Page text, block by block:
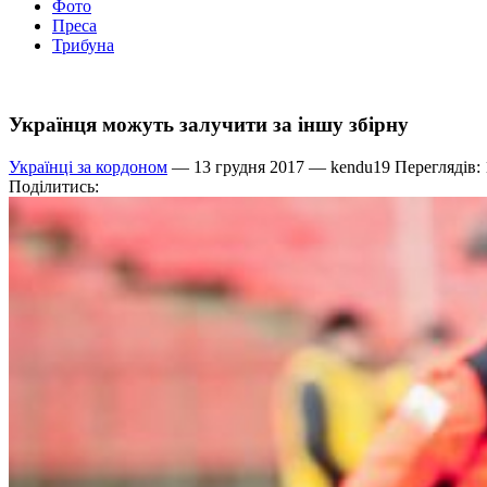
Фото
Преса
Трибуна
Українця можуть залучити за іншу збірну
Українці за кордоном — 13 грудня 2017 — kendu19 Переглядів:
Поділитись: